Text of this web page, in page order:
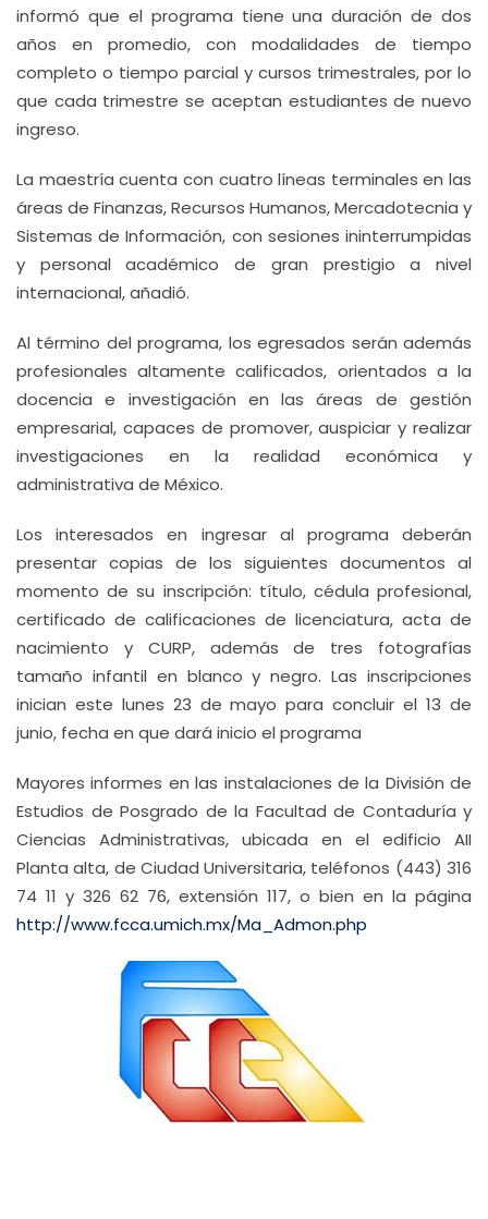
informó que el programa tiene una duración de dos
años en promedio, con modalidades de tiempo
completo o tiempo parcial y cursos trimestrales, por lo
que cada trimestre se aceptan estudiantes de nuevo
ingreso.
La maestría cuenta con cuatro líneas terminales en las
áreas de Finanzas, Recursos Humanos, Mercadotecnia y
Sistemas de Información, con sesiones ininterrumpidas
y personal académico de gran prestigio a nivel
internacional, añadió.
Al término del programa, los egresados serán además
profesionales altamente calificados, orientados a la
docencia e investigación en las áreas de gestión
empresarial, capaces de promover, auspiciar y realizar
investigaciones en la realidad económica y
administrativa de México.
Los interesados en ingresar al programa deberán
presentar copias de los siguientes documentos al
momento de su inscripción: título, cédula profesional,
certificado de calificaciones de licenciatura, acta de
nacimiento y CURP, además de tres fotografías
tamaño infantil en blanco y negro. Las inscripciones
inician este lunes 23 de mayo para concluir el 13 de
junio, fecha en que dará inicio el programa
Mayores informes en las instalaciones de la División de
Estudios de Posgrado de la Facultad de Contaduría y
Ciencias Administrativas, ubicada en el edificio AII
Planta alta, de Ciudad Universitaria, teléfonos (443) 316
74 11 y 326 62 76, extensión 117, o bien en la página
http://www.fcca.umich.mx/Ma_Admon.php